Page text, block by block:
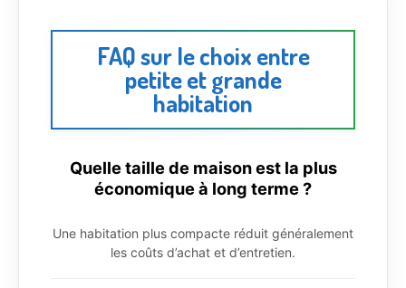
FAQ sur le choix entre
petite et grande
habitation
Quelle taille de maison est la plus
économique à long terme ?
Une habitation plus compacte réduit généralement
les coûts d’achat et d’entretien.